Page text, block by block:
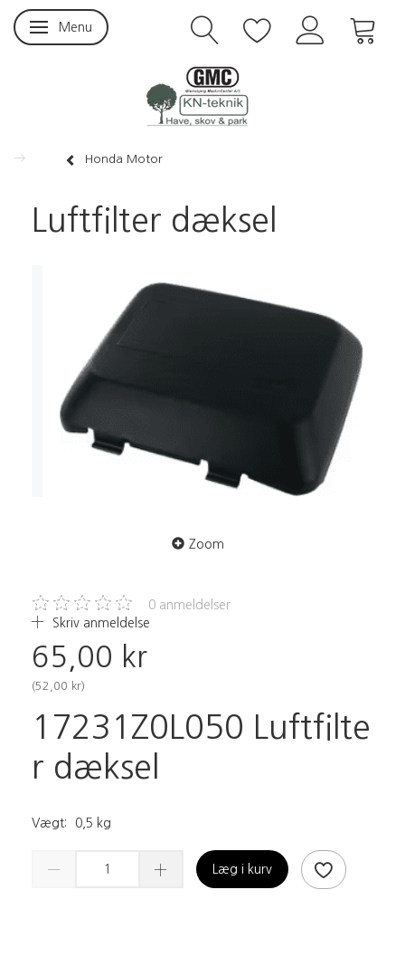
Skifte navigation
Menu
Honda Motor
Luftfilter dæksel
Zoom
0 anmeldelser
Skriv anmeldelse
65,00 kr
(52,00 kr)
17231Z0L050
Luftfilte
r dæksel
Vægt: 0,5 kg
Læg i kurv